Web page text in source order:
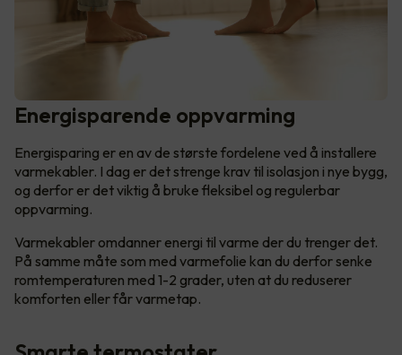
Energisparende oppvarming
Energisparing er en av de største fordelene ved å installere
varmekabler. I dag er det strenge krav til isolasjon i nye bygg,
og derfor er det viktig å bruke fleksibel og regulerbar
oppvarming.
Varmekabler omdanner energi til varme der du trenger det.
På samme måte som med varmefolie kan du derfor senke
romtemperaturen med 1-2 grader, uten at du reduserer
komforten eller får varmetap.